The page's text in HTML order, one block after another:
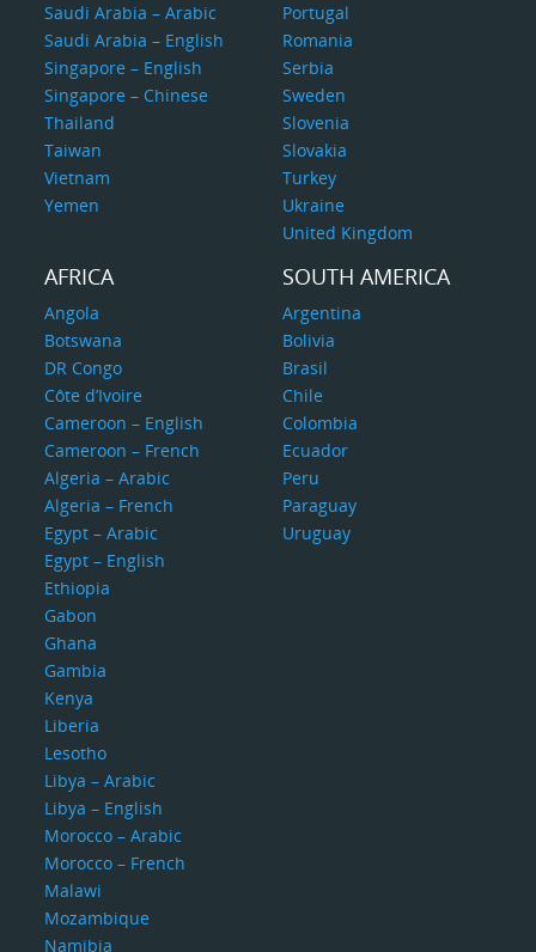
Saudi Arabia – Arabic
Saudi Arabia – English
Singapore – English
Singapore – Chinese
Thailand
Taiwan
Vietnam
Yemen
Portugal
Romania
Serbia
Sweden
Slovenia
Slovakia
Turkey
Ukraine
United Kingdom
AFRICA
Angola
Botswana
DR Congo
Côte d’Ivoire
Cameroon – English
Cameroon – French
Algeria – Arabic
Algeria – French
Egypt – Arabic
Egypt – English
Ethiopia
Gabon
Ghana
Gambia
Kenya
Liberia
Lesotho
Libya – Arabic
Libya – English
Morocco – Arabic
Morocco – French
Malawi
Mozambique
Namibia
SOUTH AMERICA
Argentina
Bolivia
Brasil
Chile
Colombia
Ecuador
Peru
Paraguay
Uruguay